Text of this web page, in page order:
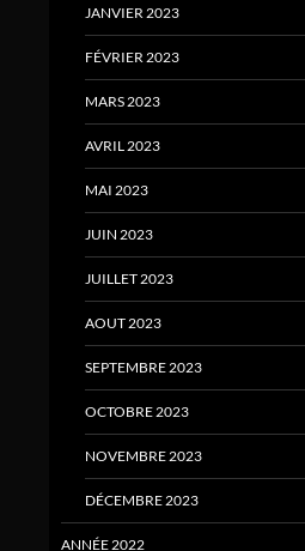
JANVIER 2023
FÉVRIER 2023
MARS 2023
AVRIL 2023
MAI 2023
JUIN 2023
JUILLET 2023
AOUT 2023
SEPTEMBRE 2023
OCTOBRE 2023
NOVEMBRE 2023
DÉCEMBRE 2023
ANNÉE 2022